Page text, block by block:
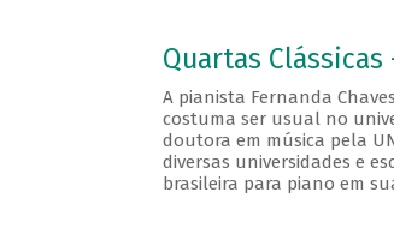
Quartas Clássicas
A pianista Fernanda
costuma ser usual no
doutora em música pela
diversas universidades e
brasileira para piano em